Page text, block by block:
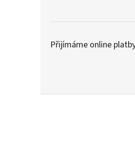
Přijímáme online